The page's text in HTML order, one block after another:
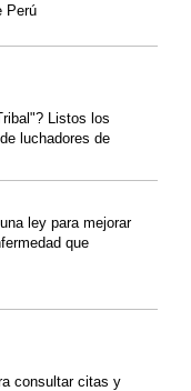
Perú
Listos los
luchadores de
ley para mejorar
que
consultar citas y